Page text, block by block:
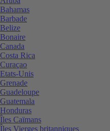
Bahamas
Barbade
Belize
Bonaire
Canada
Costa Rica
Curaçao
Etats-Unis
Grenade
Guadeloupe
Guatemala
Honduras
Îles Caïmans
Îles Vierges britanniques